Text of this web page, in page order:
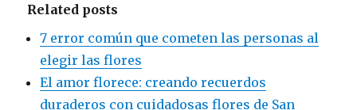
Related posts
7 error común que cometen las personas al
elegir las flores
El amor florece: creando recuerdos
duraderos con cuidadosas flores de San